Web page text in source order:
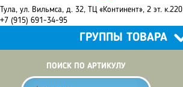
Тула, ул. Вильмса, д. 32, ТЦ «Континент», 2 эт. к.220
+7 (915) 691-34-95
ГРУППЫ ТОВАРА
ПОИСК ПО АРТИКУЛУ